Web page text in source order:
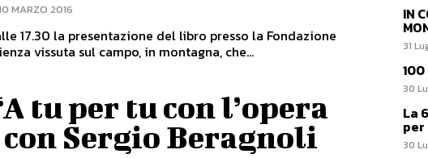
MARZO 2016
17.30 la presentazione del libro presso la Fondazione
vissuta sul campo, in montagna, che...
tu per tu con l’opera
con Sergio Beragnoli
IN
31
30
La
30